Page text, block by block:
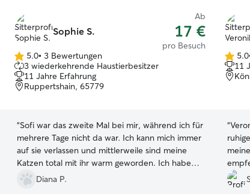
Sophie S.
Ab
17 €
pro Besuch
5.0
von
5
Sternen
5.0• 3 Bewertungen
3 wiederkehrende Haustierbesitzer
11 Jahre Erfahrung
Ruppertshain, 65779
“Sofi war das zweite Mal bei mir, während ich für
mehrere Tage nicht da war. Ich kann mich immer
auf sie verlassen und mittlerweile sind meine
Katzen total mit ihr warm geworden. Ich habe
mich total gefreut, dass sie auch durch gesaugt
hat, so dass ich in ein sauberes zuHause
Diana P.
5.0
von
5
5.0
11
“